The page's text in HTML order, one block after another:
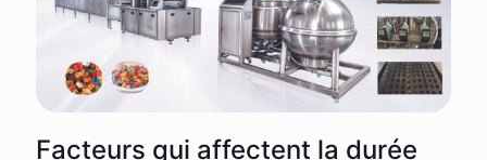
Facteurs qui affectent la durée